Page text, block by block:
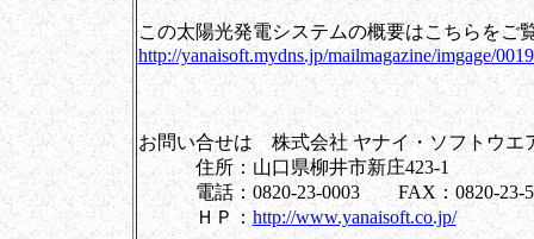
この太陽光発電システムの概要はこちらをご
http://yanaisoft.mydns.jp/mailmagazine/imgage/
お問い合せは 株式会社 ヤナイ・ソフトウ
住所：山口県柳井市新庄423-1
電話：0820-23-0003 FAX：0820-23-
ＨＰ： http://www.yanaisoft.co.jp/